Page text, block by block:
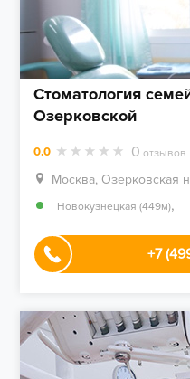
Стоматология
Озерковской
0.0 0 отзывов
Москва, Озерковская
Новокузнецкая (449м),
+7